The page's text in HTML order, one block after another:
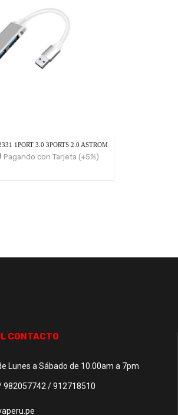
1PORT 3.0 3PORTS 2.0 ASTROM
Pagando con Tarjeta (+5%)
CONTACTO
Lunes a Sábado de 10.00am a 7pm
982057742 / 912718510